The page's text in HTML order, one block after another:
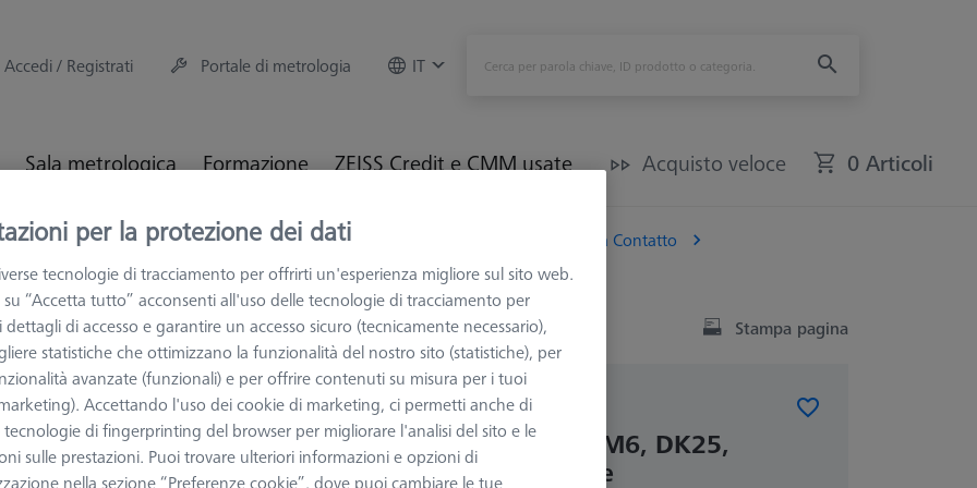
Accedi / Registrati Portale di metrologia IT
Sala metrologica Formazione ZEISS Credit e CMM usate Acquisto veloce 0 Articoli
e Ottiche Calibrazione e verifica Sfere di riferimento
Per macchine a Contatto
Stampa pagina
PER MACCHINE A CONTATTO
Sfera di riferimento, M6, DK25,
DG18, L82,6, C - base
per la protezione dei dati
tecnologie di tracciamento per offrirti un'esperienza migliore sul sito web.
su “Accetta tutto” acconsenti all'uso delle tecnologie di tracciamento per
dettagli di accesso e garantire un accesso sicuro (tecnicamente necessario),
statistiche che ottimizzano la funzionalità del nostro sito (statistiche), per
avanzate (funzionali) e per offrire contenuti su misura per i tuoi
Accettando l'uso dei cookie di marketing, ci permetti anche di
tecnologie di fingerprinting del browser per migliorare l'analisi del sito e le
sulle prestazioni. Puoi trovare ulteriori informazioni e opzioni di
nella sezione “Preferenze cookie”, dove puoi cambiare le tue